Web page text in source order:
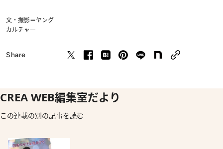
文・撮影＝ヤング
カルチャー
Share
CREA WEB編集室だより
この連載の別の記事を読む